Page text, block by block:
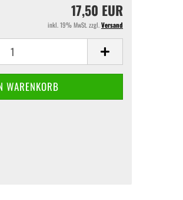
17,50 EUR
inkl. 19% MwSt. zzgl.Versand